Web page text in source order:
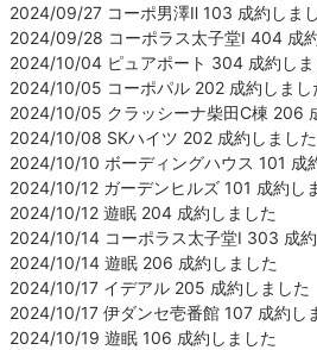
2024/09/27 コーポ男澤Ⅱ 103 成約しま
2024/09/28 コーポラス太子堂Ⅰ 404 成
2024/10/04 ピュアポート 304 成約しま
2024/10/05 コーポパル 202 成約しまし
2024/10/05 クラッシーナ柴田C棟 206
2024/10/08 SKハイツ 202 成約しました
2024/10/10 ボーディングハウス 101 成
2024/10/12 ガーデンヒルズ 101 成約し
2024/10/12 遊眠 204 成約しました
2024/10/14 コーポラス太子堂Ⅰ 303 成
2024/10/14 遊眠 206 成約しました
2024/10/17 イデアル 205 成約しました
2024/10/17 伊ダンセ壱番館 107 成約し
2024/10/19 遊眠 106 成約しました